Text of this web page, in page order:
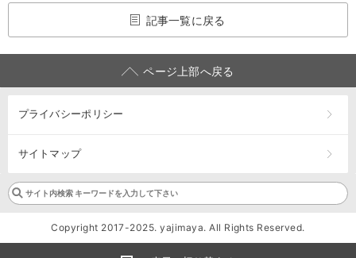
記事一覧に戻る
ページ上部へ戻る
プライバシーポリシー
サイトマップ
Copyright 2017-2025. yajimaya. All Rights Reserved.